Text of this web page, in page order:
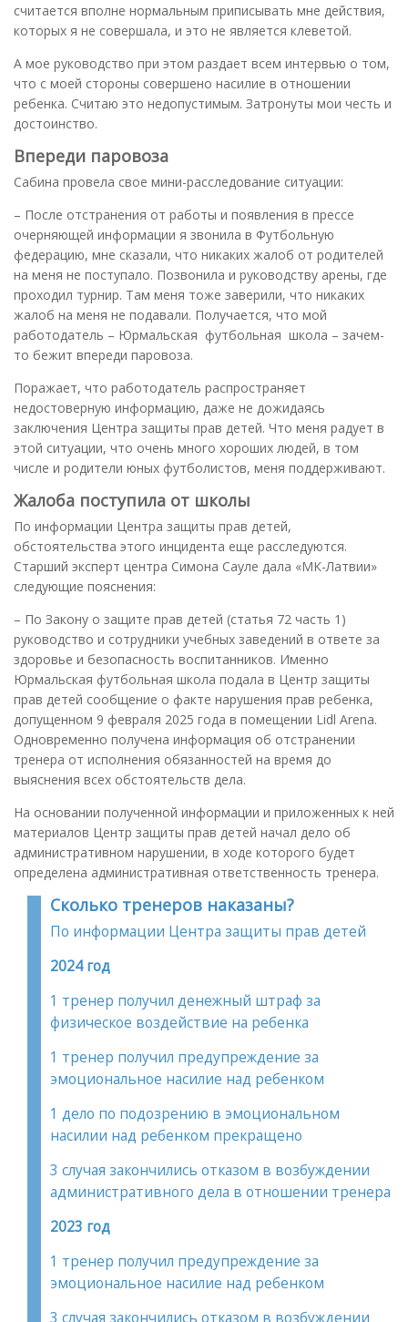
считается вполне нормальным приписывать мне действия,
которых я не совершала, и это не является клеветой.
А мое руководство при этом раздает всем интервью о том,
что с моей стороны совершено насилие в отношении
ребенка. Считаю это недопустимым. Затронуты мои честь и
достоинство.
Впереди паровоза
Сабина провела свое мини-расследование ситуации:
– После отстранения от работы и появления в прессе
очерняющей информации я звонила в Футбольную
федерацию, мне сказали, что никаких жалоб от родителей
на меня не поступало. Позвонила и руководству арены, где
проходил турнир. Там меня тоже заверили, что никаких
жалоб на меня не подавали. Получается, что мой
работодатель – Юрмальская футбольная школа – зачем-
то бежит впереди паровоза.
Поражает, что работодатель распространяет
недостоверную информацию, даже не дожидаясь
заключения Центра защиты прав детей. Что меня радует в
этой ситуации, что очень много хороших людей, в том
числе и родители юных футболистов, меня поддерживают.
Жалоба поступила от школы
По информации Центра защиты прав детей,
обстоятельства этого инцидента еще расследуются.
Старший эксперт центра Симона Сауле дала «МК-Латвии»
следующие пояснения:
– По Закону о защите прав детей (статья 72 часть 1)
руководство и сотрудники учебных заведений в ответе за
здоровье и безопасность воспитанников. Именно
Юрмальская футбольная школа подала в Центр защиты
прав детей сообщение о факте нарушения прав ребенка,
допущенном 9 февраля 2025 года в помещении Lidl Arena.
Одновременно получена информация об отстранении
тренера от исполнения обязанностей на время до
выяснения всех обстоятельств дела.
На основании полученной информации и приложенных к ней
материалов Центр защиты прав детей начал дело об
административном нарушении, в ходе которого будет
определена административная ответственность тренера.
Сколько тренеров наказаны?
По информации Центра защиты прав детей
2024 год
1 тренер получил денежный штраф за
физическое воздействие на ребенка
1 тренер получил предупреждение за
эмоциональное насилие над ребенком
1 дело по подозрению в эмоциональном
насилии над ребенком прекращено
3 случая закончились отказом в возбуждении
административного дела в отношении тренера
2023 год
1 тренер получил предупреждение за
эмоциональное насилие над ребенком
3 случая закончились отказом в возбуждении